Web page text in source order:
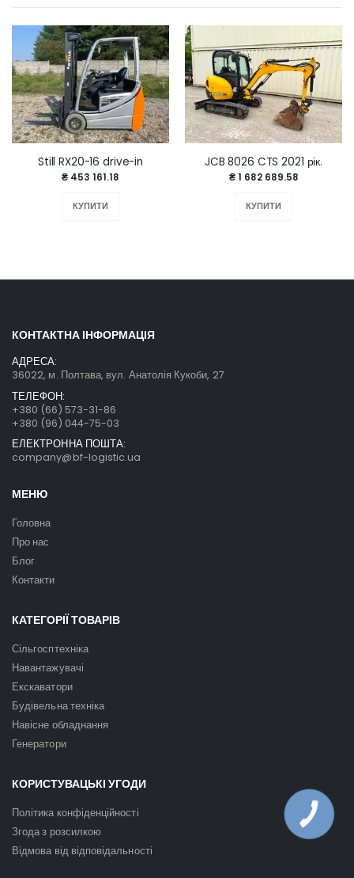
Still RX20-16 drive-in
₴ 453 161.18
КУПИТИ
JCB 8026 CTS 2021 рік.
₴ 1 682 689.58
КУПИТИ
КОНТАКТНА ІНФОРМАЦІЯ
АДРЕСА:
36022, м. Полтава, вул. Анатолія Кукоби, 27
ТЕЛЕФОН:
+380 (66) 573-31-86
+380 (96) 044-75-03
ЕЛЕКТРОННА ПОШТА:
company@bf-logistic.ua
МЕНЮ
Головна
Про нас
Блог
Контакти
КАТЕГОРІЇ ТОВАРІВ
Сільгосптехніка
Навантажувачі
Екскаватори
Будівельна техніка
Навісне обладнання
Генератори
КОРИСТУВАЦЬКІ УГОДИ
Політика конфіденційності
Згода з розсилкою
Відмова від відповідальності